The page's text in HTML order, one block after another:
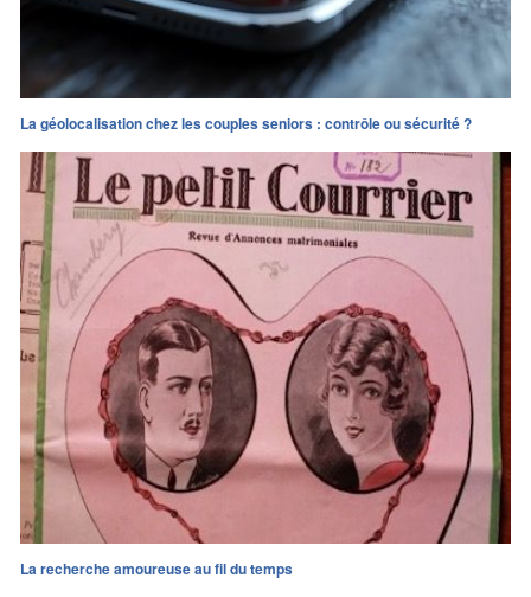
La géolocalisation chez les couples seniors : contrôle ou sécurité ?
La recherche amoureuse au fil du temps